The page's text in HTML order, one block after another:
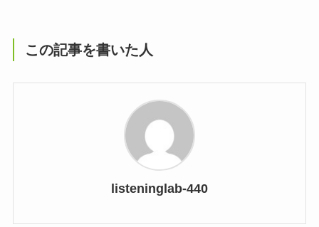
この記事を書いた人
listeninglab-440